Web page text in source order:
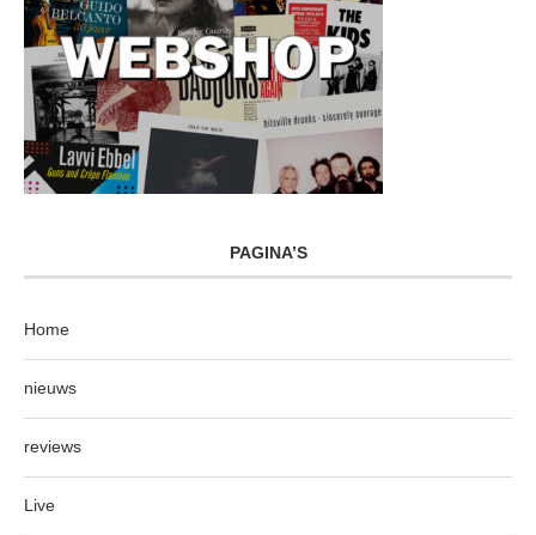
PAGINA’S
Home
nieuws
reviews
Live